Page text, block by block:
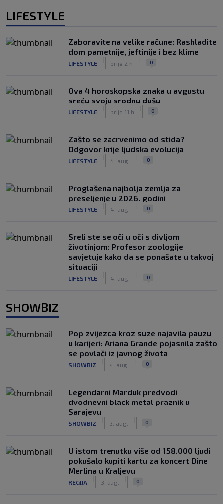
LIFESTYLE
Zaboravite na velike račune: Rashladite
dom pametnije, jeftinije i bez klime
LIFESTYLE prije 2 h 0
Ova 4 horoskopska znaka u avgustu
sreću svoju srodnu dušu
LIFESTYLE prije 11 h 0
Zašto se zacrvenimo od stida?
Odgovor krije ljudska evolucija
LIFESTYLE 4. aug. 0
Proglašena najbolja zemlja za
preseljenje u 2026. godini
LIFESTYLE 4. aug. 0
Sreli ste se oči u oči s divljom
životinjom: Profesor zoologije
savjetuje kako da se ponašate u takvoj
situaciji
LIFESTYLE 4. aug. 0
SHOWBIZ
Pop zvijezda kroz suze najavila pauzu
u karijeri: Ariana Grande pojasnila zašto
se povlači iz javnog života
SHOWBIZ 4. aug. 0
Legendarni Marduk predvodi
dvodnevni black metal praznik u
Sarajevu
SHOWBIZ 3. aug. 0
U istom trenutku više od 158.000 ljudi
pokušalo kupiti kartu za koncert Dine
Merlina u Kraljevu
REGIJA 3. aug. 0